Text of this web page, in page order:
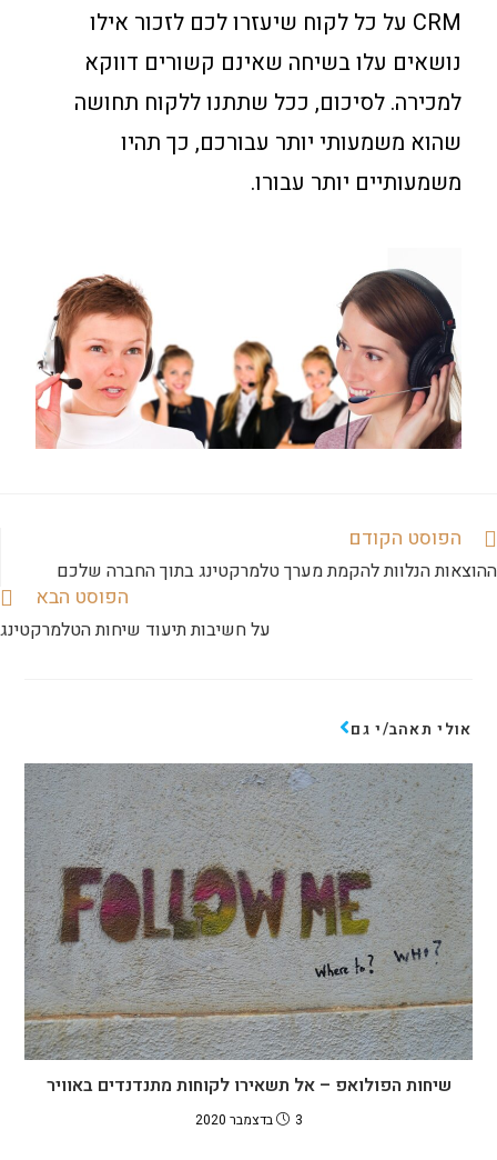
CRM על כל לקוח שיעזרו לכם לזכור אילו
נושאים עלו בשיחה שאינם קשורים דווקא
למכירה. לסיכום, ככל שתתנו ללקוח תחושה
שהוא משמעותי יותר עבורכם, כך תהיו
משמעותיים יותר עבורו.
הפוסט הקודם
ההוצאות הנלוות להקמת מערך טלמרקטינג בתוך החברה שלכם
הפוסט הבא
על חשיבות תיעוד שיחות הטלמרקטינג
אולי תאהב/י גם
שיחות הפולואפ – אל תשאירו לקוחות מתנדנדים באוויר
3 בדצמבר 2020